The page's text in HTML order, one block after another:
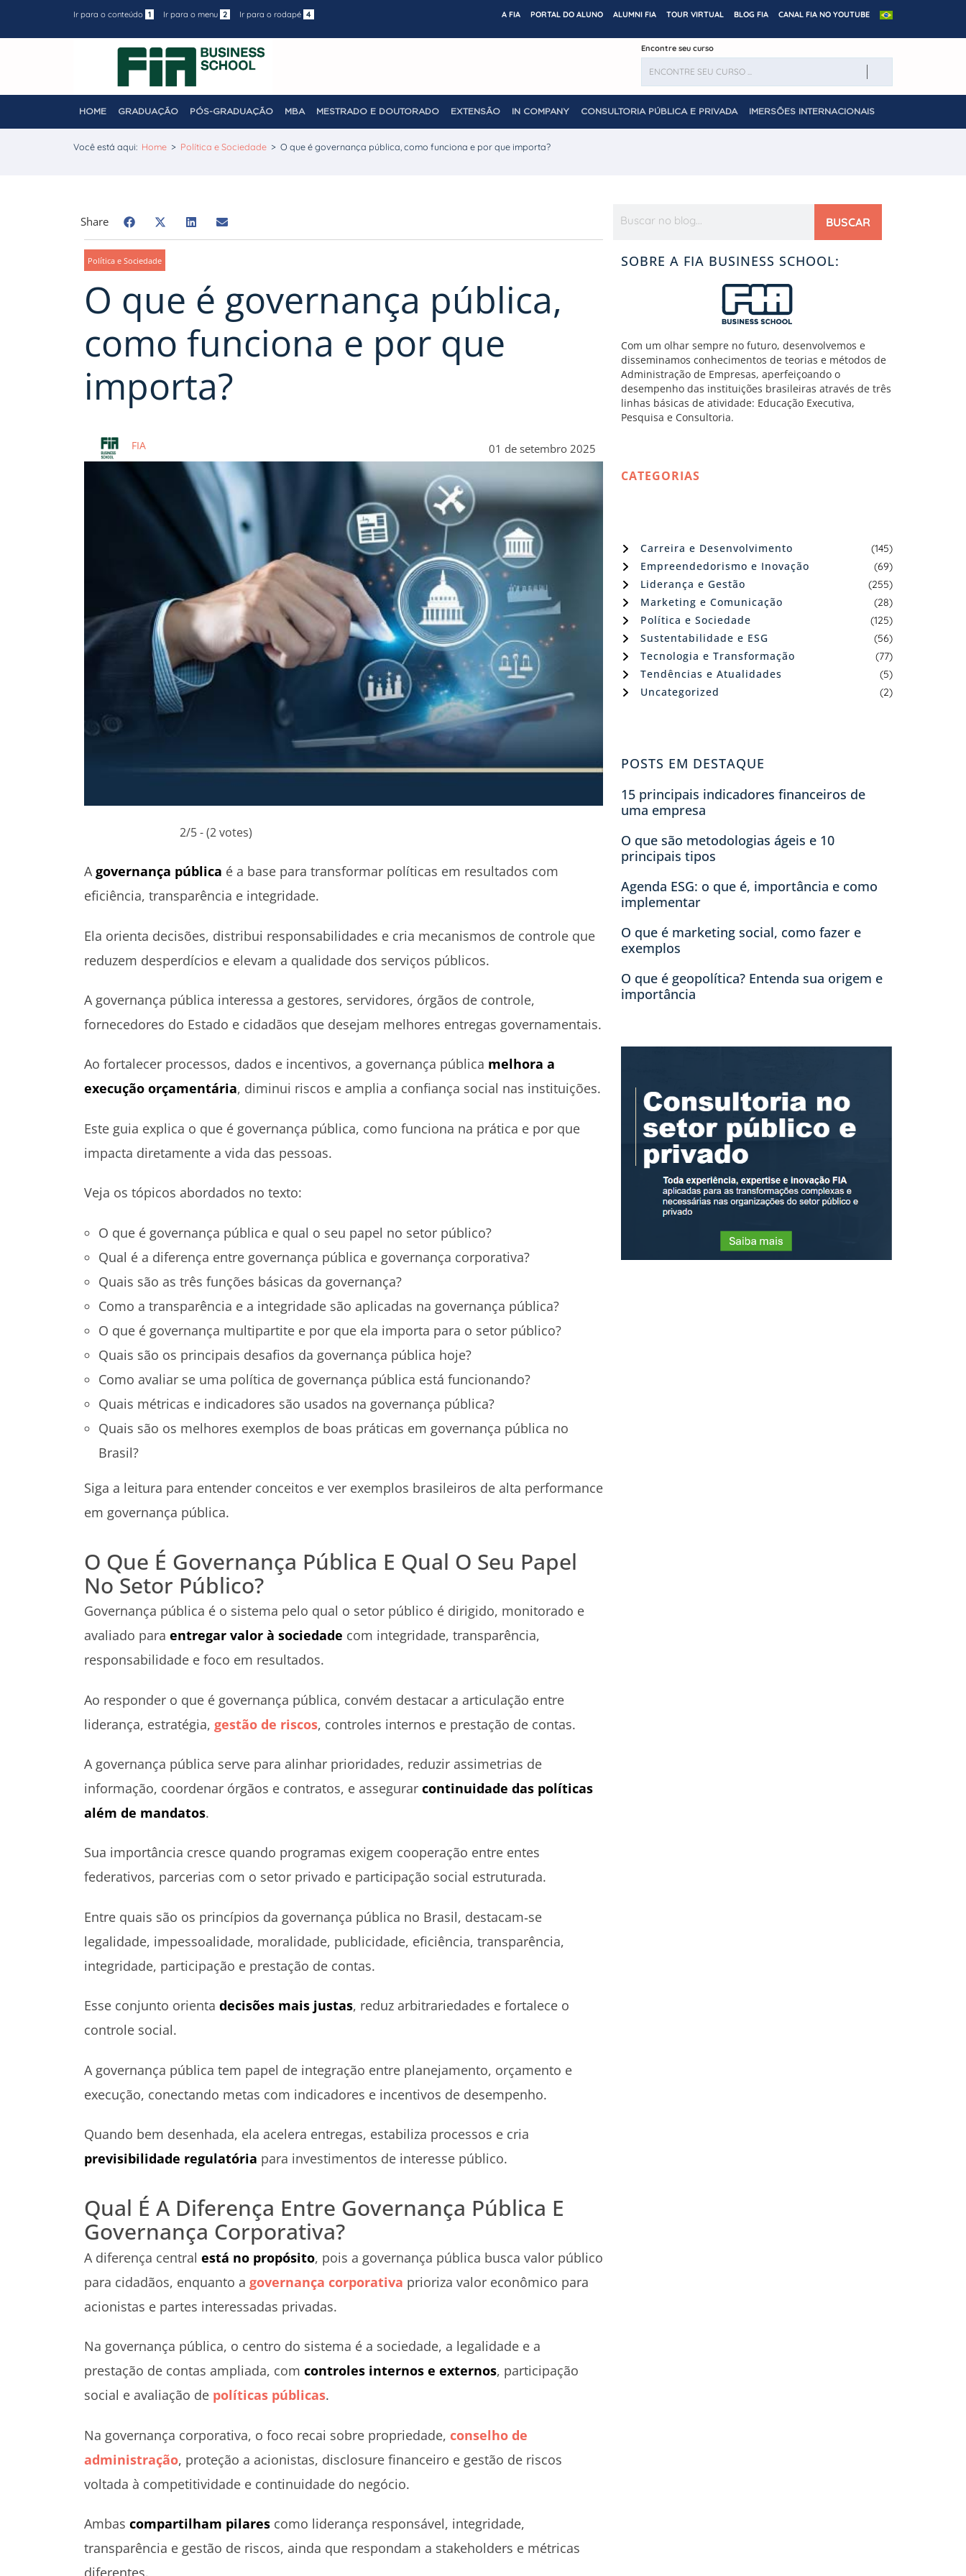
Ir para o conteúdo 1 Ir para o menu 2 Ir para o rodapé 4 A FIA PORTAL DO ALUNO ALUMNI FIA TOUR VIRTUAL BLOG FIA CANAL FIA NO YOUTUBE
Encontre seu curso
HOME GRADUAÇÃO PÓS-GRADUAÇÃO MBA MESTRADO E DOUTORADO EXTENSÃO IN COMPANY CONSULTORIA PÚBLICA E PRIVADA IMERSÕES INTERNACIONAIS
Você está aqui: Home > Política e Sociedade > O que é governança pública, como funciona e por que importa?
Share BUSCAR
Política e Sociedade
O que é governança pública,
como funciona e por que
importa?
FIA 01 de setembro 2025
2/5 - (2 votes)
Agovernança pública é a base para transformar políticas em resultados com
eficiência, transparência e integridade.
Ela orienta decisões, distribui responsabilidades e cria mecanismos de controle que
reduzem desperdícios e elevam a qualidade dos serviços públicos.
A governança pública interessa a gestores, servidores, órgãos de controle,
fornecedores do Estado e cidadãos que desejam melhores entregas governamentais.
Ao fortalecer processos, dados e incentivos, a governança pública melhora a
execução orçamentária, diminui riscos e amplia a confiança social nas instituições.
Este guia explica o que é governança pública, como funciona na prática e por que
impacta diretamente a vida das pessoas.
Veja os tópicos abordados no texto:
O que é governança pública e qual o seu papel no setor público?
Qual é a diferença entre governança pública e governança corporativa?
Quais são as três funções básicas da governança?
Como a transparência e a integridade são aplicadas na governança pública?
O que é governança multipartite e por que ela importa para o setor público?
Quais são os principais desafios da governança pública hoje?
Como avaliar se uma política de governança pública está funcionando?
Quais métricas e indicadores são usados na governança pública?
Quais são os melhores exemplos de boas práticas em governança pública no
Brasil?
Siga a leitura para entender conceitos e ver exemplos brasileiros de alta performance
em governança pública.
O Que É Governança Pública E Qual O Seu Papel
No Setor Público?
Governança pública é o sistema pelo qual o setor público é dirigido, monitorado e
avaliado para entregar valor à sociedade com integridade, transparência,
responsabilidade e foco em resultados.
Ao responder o que é governança pública, convém destacar a articulação entre
liderança, estratégia, gestão de riscos, controles internos e prestação de contas.
A governança pública serve para alinhar prioridades, reduzir assimetrias de
informação, coordenar órgãos e contratos, e assegurar continuidade das políticas
além de mandatos.
Sua importância cresce quando programas exigem cooperação entre entes
federativos, parcerias com o setor privado e participação social estruturada.
Entre quais são os princípios da governança pública no Brasil, destacam‑se
legalidade, impessoalidade, moralidade, publicidade, eficiência, transparência,
integridade, participação e prestação de contas.
Esse conjunto orienta decisões mais justas, reduz arbitrariedades e fortalece o
controle social.
A governança pública tem papel de integração entre planejamento, orçamento e
execução, conectando metas com indicadores e incentivos de desempenho.
Quando bem desenhada, ela acelera entregas, estabiliza processos e cria
previsibilidade regulatória para investimentos de interesse público.
Qual É A Diferença Entre Governança Pública E
Governança Corporativa?
A diferença central está no propósito, pois a governança pública busca valor público
para cidadãos, enquanto a governança corporativa prioriza valor econômico para
acionistas e partes interessadas privadas.
Na governança pública, o centro do sistema é a sociedade, a legalidade e a
prestação de contas ampliada, com controles internos e externos, participação
social e avaliação de políticas públicas.
Na governança corporativa, o foco recai sobre propriedade, conselho de
administração, proteção a acionistas, disclosure financeiro e gestão de riscos
voltada à competitividade e continuidade do negócio.
Ambas compartilham pilares como liderança responsável, integridade,
transparência e gestão de riscos, ainda que respondam a stakeholders e métricas
diferentes.
SOBRE A FIA BUSINESS SCHOOL:
Com um olhar sempre no futuro, desenvolvemos e
disseminamos conhecimentos de teorias e métodos de
Administração de Empresas, aperfeiçoando o
desempenho das instituições brasileiras através de três
linhas básicas de atividade: Educação Executiva,
Pesquisa e Consultoria.
CATEGORIAS
Carreira e Desenvolvimento (145)
Empreendedorismo e Inovação (69)
Liderança e Gestão (255)
Marketing e Comunicação (28)
Política e Sociedade (125)
Sustentabilidade e ESG (56)
Tecnologia e Transformação (77)
Tendências e Atualidades (5)
Uncategorized (2)
POSTS EM DESTAQUE
15 principais indicadores financeiros de
uma empresa
O que são metodologias ágeis e 10
principais tipos
Agenda ESG: o que é, importância e como
implementar
O que é marketing social, como fazer e
exemplos
O que é geopolítica? Entenda sua origem e
importância